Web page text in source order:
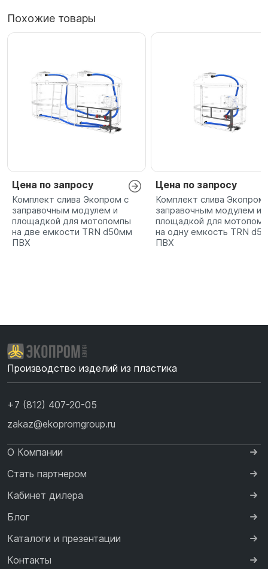
Похожие товары
Цена по запросу
Комплект слива Экопром с
заправочным модулем и
площадкой для мотопомпы
на две емкости TRN d50мм
ПВХ
Цена по запросу
Комплект слива Экопром
заправочным модулем и
площадкой для
на одну емкость TRN
ПВХ
Производство изделий из пластика
+7 (812) 407-20-05
zakaz@ekopromgroup.ru
О Компании
Стать партнером
Кабинет дилера
Блог
Каталоги и презентации
Контакты